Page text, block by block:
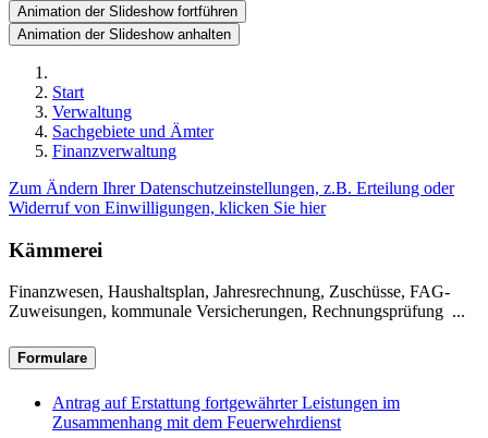
Animation der Slideshow fortführen
Animation der Slideshow anhalten
Start
Verwaltung
Sachgebiete und Ämter
Finanzverwaltung
Zum Ändern Ihrer Datenschutzeinstellungen, z.B. Erteilung oder
Widerruf von Einwilligungen, klicken Sie hier
Kämmerei
Finanzwesen, Haushaltsplan, Jahresrechnung, Zuschüsse, FAG-
Zuweisungen, kommunale Versicherungen, Rechnungsprüfung ...
Formulare
Antrag auf Erstattung fortgewährter Leistungen im
Zusammenhang mit dem Feuerwehrdienst